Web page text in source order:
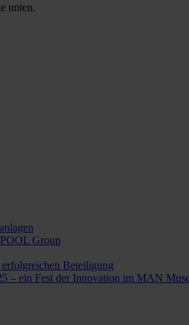
unten.
Group
Beteiligung
– ein Fest der Innovation im MAN